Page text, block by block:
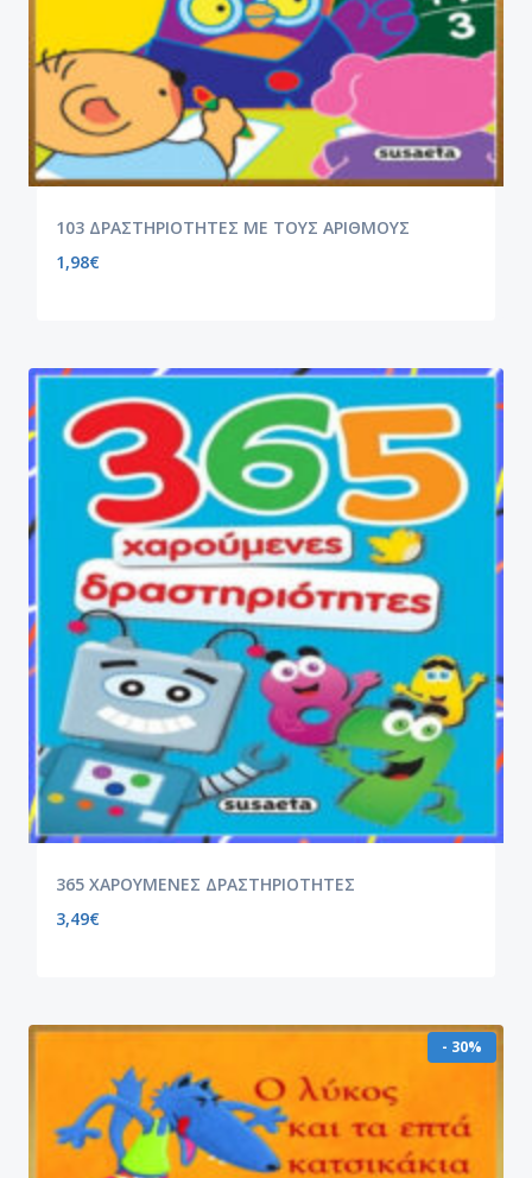
103 ΔΡΑΣΤΗΡΙΟΤΗΤΕΣ ΜΕ ΤΟΥΣ ΑΡΙΘΜΟΥΣ
1,98€
365 ΧΑΡΟΥΜΕΝΕΣ ΔΡΑΣΤΗΡΙΟΤΗΤΕΣ
3,49€
- 30%